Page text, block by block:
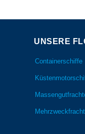
UNSERE
Containerschiffe